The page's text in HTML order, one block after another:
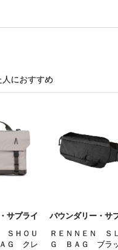
人におすすめ
サプライ
ＳＨＯＵ
Ｇ クレ
バウンダリー・サ
ＲＥＮＮＥＮ Ｓ
Ｇ ＢＡＧ ブラ